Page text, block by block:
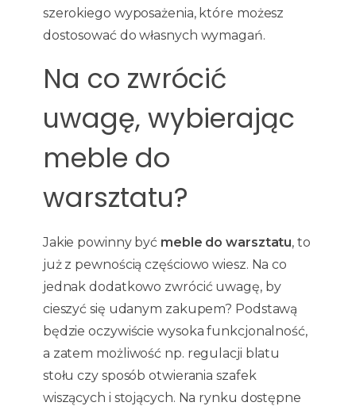
szerokiego wyposażenia, które możesz
dostosować do własnych wymagań.
Na co zwrócić
uwagę, wybierając
meble do
warsztatu?
Jakie powinny być meble do warsztatu, to
już z pewnością częściowo wiesz. Na co
jednak dodatkowo zwrócić uwagę, by
cieszyć się udanym zakupem? Podstawą
będzie oczywiście wysoka funkcjonalność,
a zatem możliwość np. regulacji blatu
stołu czy sposób otwierania szafek
wiszących i stojących. Na rynku dostępne